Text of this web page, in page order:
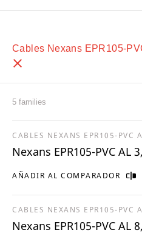
Cables Nexans EPR105-
5 families
AÑADIR AL COMPARADOR
CABLES NEXANS EPR105-
Nexans EPR105-PVC AL
CABLES NEXANS EPR105-
Nexans EPR105-PVC AL